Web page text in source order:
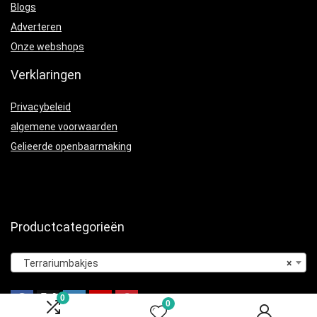
0
0
Blogs
Adverteren
Onze webshops
Verklaringen
Privacybeleid
algemene voorwaarden
Gelieerde openbaarmaking
Productcategorieën
×
Terrariumbakjes